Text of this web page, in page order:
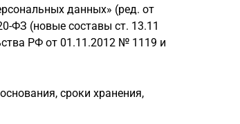
данных» (ред. от
ФЗ (новые составы ст. 13.11
РФ от 01.11.2012 № 1119 и
сроки хранения,